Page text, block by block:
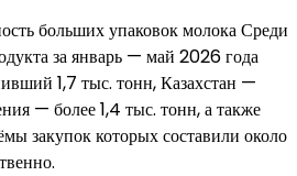
больших упаковок молока Среди
за январь — май 2026 года
1,7 тыс. тонн, Казахстан —
— более 1,4 тыс. тонн, а также
закупок которых составили около